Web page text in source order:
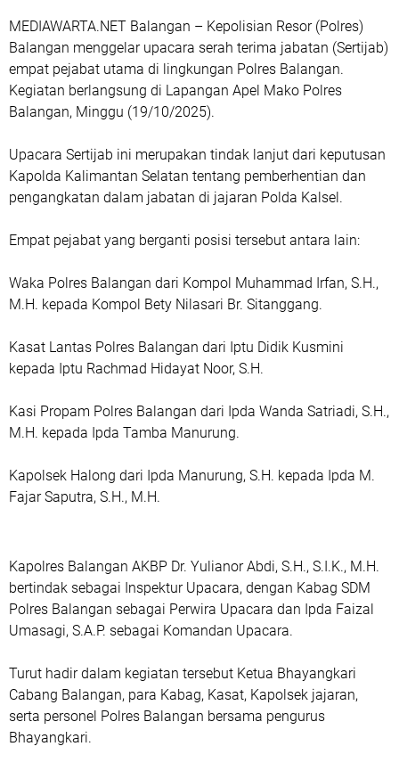
MEDIAWARTA.NET Balangan – Kepolisian Resor (Polres)
Balangan menggelar upacara serah terima jabatan (Sertijab)
empat pejabat utama di lingkungan Polres Balangan.
Kegiatan berlangsung di Lapangan Apel Mako Polres
Balangan, Minggu (19/10/2025).
Upacara Sertijab ini merupakan tindak lanjut dari keputusan
Kapolda Kalimantan Selatan tentang pemberhentian dan
pengangkatan dalam jabatan di jajaran Polda Kalsel.
Empat pejabat yang berganti posisi tersebut antara lain:
Waka Polres Balangan dari Kompol Muhammad Irfan, S.H.,
M.H. kepada Kompol Bety Nilasari Br. Sitanggang.
Kasat Lantas Polres Balangan dari Iptu Didik Kusmini
kepada Iptu Rachmad Hidayat Noor, S.H.
Kasi Propam Polres Balangan dari Ipda Wanda Satriadi, S.H.,
M.H. kepada Ipda Tamba Manurung.
Kapolsek Halong dari Ipda Manurung, S.H. kepada Ipda M.
Fajar Saputra, S.H., M.H.
Kapolres Balangan AKBP Dr. Yulianor Abdi, S.H., S.I.K., M.H.
bertindak sebagai Inspektur Upacara, dengan Kabag SDM
Polres Balangan sebagai Perwira Upacara dan Ipda Faizal
Umasagi, S.A.P. sebagai Komandan Upacara.
Turut hadir dalam kegiatan tersebut Ketua Bhayangkari
Cabang Balangan, para Kabag, Kasat, Kapolsek jajaran,
serta personel Polres Balangan bersama pengurus
Bhayangkari.